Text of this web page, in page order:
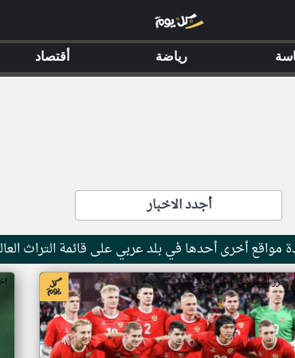
أجدد الاخبار
أخرى أحدها في بلد عربي على قائمة التراث
جزر القمر من ار تي عربي
رياضة أقتصاد